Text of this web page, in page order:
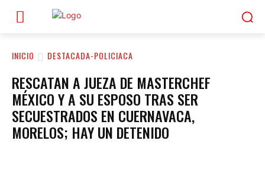
INICIO DESTACADA-POLICIACA
RESCATAN A JUEZA DE MASTERCHEF
MÉXICO Y A SU ESPOSO TRAS SER
SECUESTRADOS EN CUERNAVACA,
MORELOS; HAY UN DETENIDO